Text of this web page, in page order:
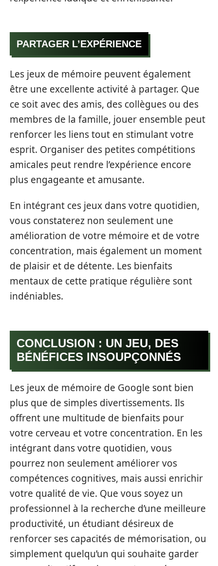
PARTAGER L’EXPÉRIENCE
Les jeux de mémoire peuvent également
être une excellente activité à partager. Que
ce soit avec des amis, des collègues ou des
membres de la famille, jouer ensemble peut
renforcer les liens tout en stimulant votre
esprit. Organiser des petites compétitions
amicales peut rendre l’expérience encore
plus engageante et amusante.
En intégrant ces jeux dans votre quotidien,
vous constaterez non seulement une
amélioration de votre mémoire et de votre
concentration, mais également un moment
de plaisir et de détente. Les bienfaits
mentaux de cette pratique régulière sont
indéniables.
CONCLUSION : UN JEU, DES
BÉNÉFICES INSOUPÇONNÉS
Les jeux de mémoire de Google sont bien
plus que de simples divertissements. Ils
offrent une multitude de bienfaits pour
votre cerveau et votre concentration. En les
intégrant dans votre quotidien, vous
pourrez non seulement améliorer vos
compétences cognitives, mais aussi enrichir
votre qualité de vie. Que vous soyez un
professionnel à la recherche d’une meilleure
productivité, un étudiant désireux de
renforcer ses capacités de mémorisation, ou
simplement quelqu’un qui souhaite garder